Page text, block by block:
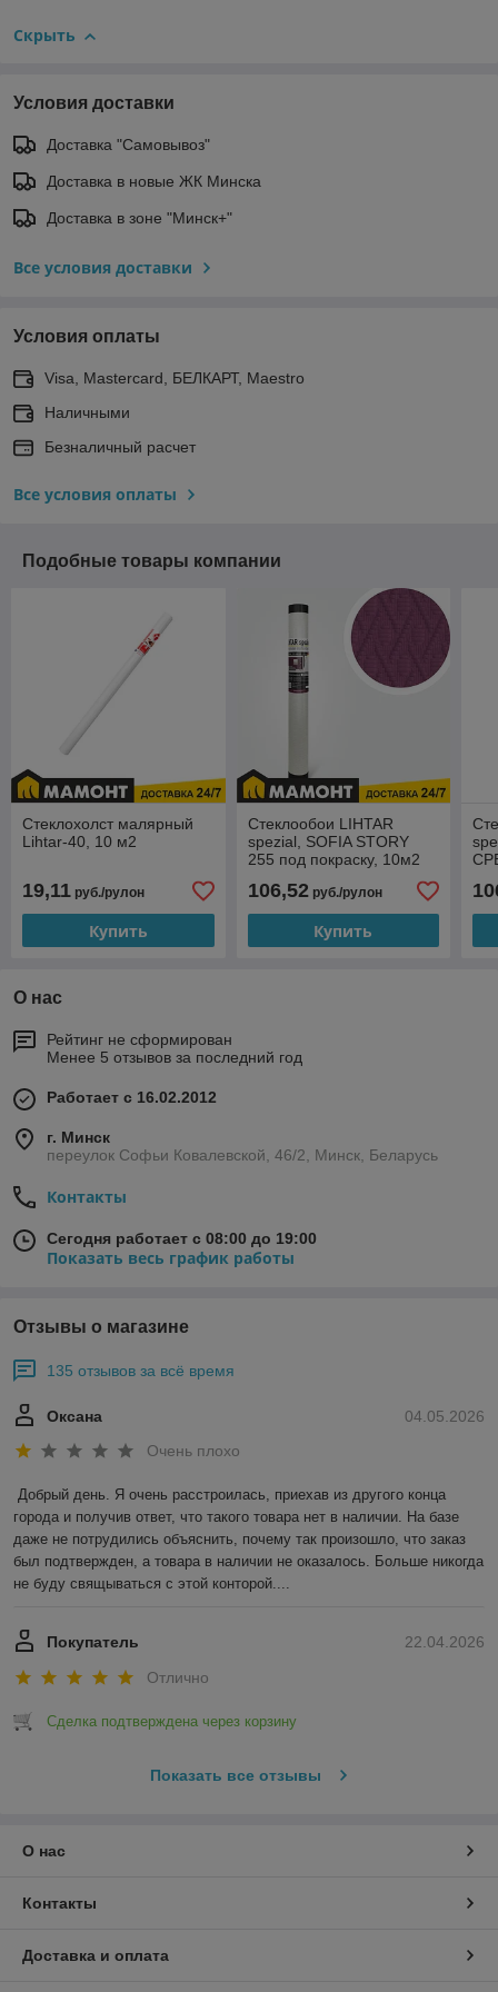
Скрыть
Условия доставки
Доставка "Самовывоз"
Доставка в новые ЖК Минска
Доставка в зоне "Минск+"
Все условия доставки
Условия оплаты
Visa, Mastercard, БЕЛКАРТ, Maestro
Наличными
Безналичный расчет
Все условия оплаты
Подобные товары компании
Стеклохолст малярный
Lihtar-40, 10 м2
19,11 руб./рулон
Купить
Стеклообои LIHTAR
spezial, SOFIA STORY
255 под покраску, 10м2
106,52руб./рулон
Купить
О нас
Рейтинг не сформирован
Менее 5 отзывов за последний год
Работает с 16.02.2012
г. Минск
переулок Софьи Ковалевской, 46/2, Минск, Беларусь
Контакты
Сегодня работает с 08:00 до 19:00
Показать весь график работы
Отзывы о магазине
135 отзывов за всё время
04.05.2026
Оксана
Очень плохо
Добрый день. Я очень расстроилась, приехав из другого конца
города и получив ответ, что такого товара нет в наличии. На базе
даже не потрудились объяснить, почему так произошло, что заказ
был подтвержден, а товара в наличии не оказалось. Больше никогда
не буду свящываться с этой конторой....
22.04.2026
Покупатель
Отлично
Сделка подтверждена через корзину
Показать все отзывы
О нас
Контакты
Доставка и оплата